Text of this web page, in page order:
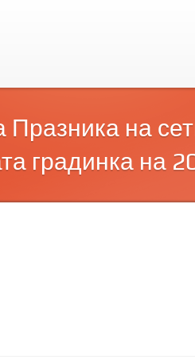
Празника на
градинка на